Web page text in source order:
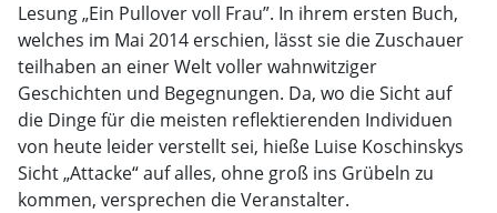
Lesung „Ein Pullover voll Frau”. In ihrem ersten Buch,
welches im Mai 2014 erschien, lässt sie die Zuschauer
teilhaben an einer Welt voller wahnwitziger
Geschichten und Begegnungen. Da, wo die Sicht auf
die Dinge für die meisten reflektierenden Individuen
von heute leider verstellt sei, hieße Luise Koschinskys
Sicht „Attacke“ auf alles, ohne groß ins Grübeln zu
kommen, versprechen die Veranstalter.